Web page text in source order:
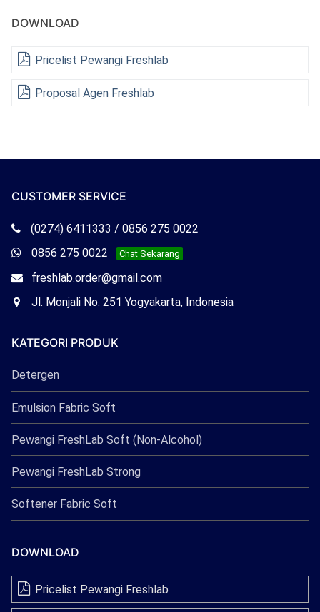
DOWNLOAD
Pricelist Pewangi Freshlab
Proposal Agen Freshlab
CUSTOMER SERVICE
Telepon
Freshlab
(0274) 6411333 / 0856 275 0022
Whatsapp
Freshlab
0856 275 0022 Chat Sekarang
Email
Freshlab
freshlab.order@gmail.com
OfficeJl. Monjali No. 251 Yogyakarta, Indonesia
KATEGORI PRODUK
Detergen
Emulsion Fabric Soft
Pewangi FreshLab Soft (Non-Alcohol)
Pewangi FreshLab Strong
Softener Fabric Soft
DOWNLOAD
Pricelist Pewangi Freshlab